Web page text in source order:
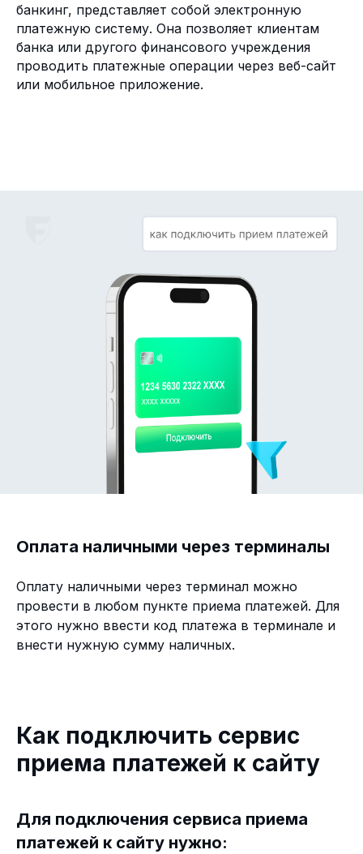
банкинг, представляет собой электронную
платежную систему. Она позволяет клиентам
банка или другого финансового учреждения
проводить платежные операции через веб-сайт
или мобильное приложение.
Оплата наличными через терминалы
Оплату наличными через терминал можно
провести в любом пункте приема платежей. Для
этого нужно ввести код платежа в терминале и
внести нужную сумму наличных.
Как подключить сервис
приема платежей к сайту
Для подключения сервиса приема
платежей к сайту нужно: